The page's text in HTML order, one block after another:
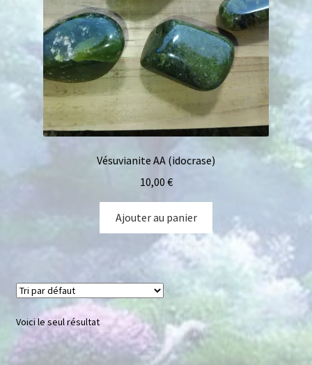
Qui suis-je ?
Avis clients
Mon compte
Panier
Vésuvianite AA (idocrase)
10,00 €
Ajouter au panier
Voici le seul résultat